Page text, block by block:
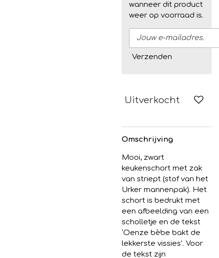
wanneer dit product
weer op voorraad is.
Verzenden
Uitverkocht
Omschrijving
Mooi, zwart
keukenschort met zak
van striept (stof van het
Urker mannenpak). Het
schort is bedrukt met
een afbeelding van een
scholletje en de tekst
‘Oenze bèbe bakt de
lekkerste vissies’. Voor
de tekst zijn